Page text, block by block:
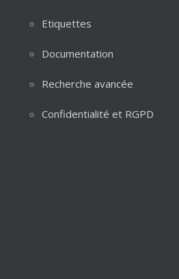
Etiquettes
Documentation
Recherche avancée
Confidentialité et RGPD